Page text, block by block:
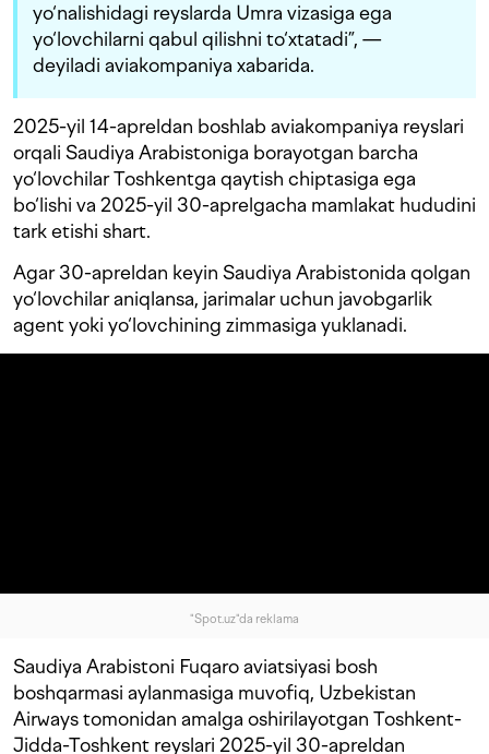
yo‘nalishidagi reyslarda Umra vizasiga ega
yo‘lovchilarni qabul qilishni to‘xtatadi”, —
deyiladi aviakompaniya xabarida.
2025-yil 14-apreldan boshlab aviakompaniya reyslari
orqali Saudiya Arabistoniga borayotgan barcha
yo‘lovchilar Toshkentga qaytish chiptasiga ega
bo‘lishi va 2025-yil 30-aprelgacha mamlakat hududini
tark etishi shart.
Agar 30-apreldan keyin Saudiya Arabistonida qolgan
yo‘lovchilar aniqlansa, jarimalar uchun javobgarlik
agent yoki yo‘lovchining zimmasiga yuklanadi.
"Spot.uz"da reklama
Saudiya Arabistoni Fuqaro aviatsiyasi bosh
boshqarmasi aylanmasiga muvofiq, Uzbekistan
Airways tomonidan amalga oshirilayotgan Toshkent-
Jidda-Toshkent reyslari 2025-yil 30-apreldan